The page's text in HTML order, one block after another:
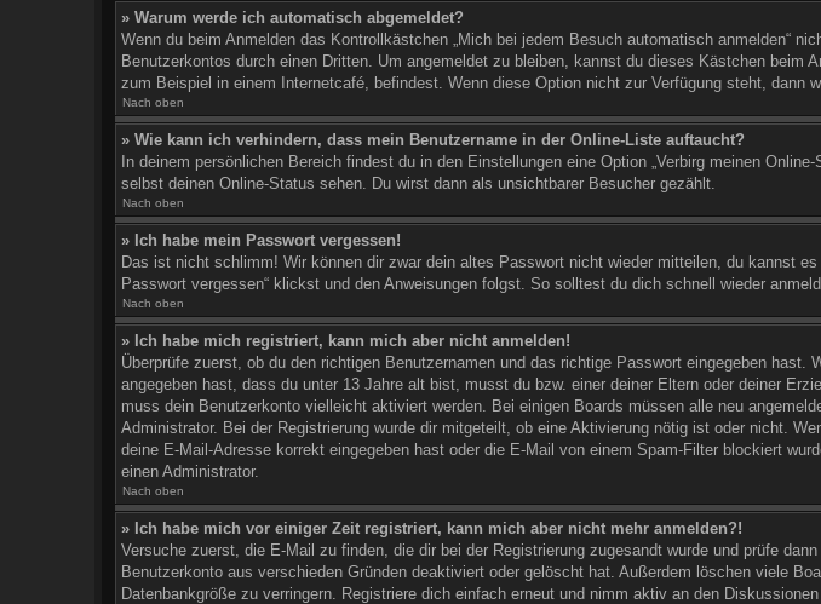
» Warum werde ich automatisch abgemeldet?
Wenn du beim Anmelden das Kontrollkästchen „Mich bei jedem Besuch automatisch anmelden“
Benutzerkontos durch einen Dritten. Um angemeldet zu bleiben, kannst du dieses Kästchen
zum Beispiel in einem Internetcafé, befindest. Wenn diese Option nicht zur Verfügung steht, dann
Nach oben
» Wie kann ich verhindern, dass mein Benutzername in der Online-Liste auftaucht?
In deinem persönlichen Bereich findest du in den Einstellungen eine Option „Verbirg meinen
selbst deinen Online-Status sehen. Du wirst dann als unsichtbarer Besucher gezählt.
Nach oben
» Ich habe mein Passwort vergessen!
Das ist nicht schlimm! Wir können dir zwar dein altes Passwort nicht wieder mitteilen, du kannst
Passwort vergessen“ klickst und den Anweisungen folgst. So solltest du dich schnell wieder
Nach oben
» Ich habe mich registriert, kann mich aber nicht anmelden!
Überprüfe zuerst, ob du den richtigen Benutzernamen und das richtige Passwort eingegeben
angegeben hast, dass du unter 13 Jahre alt bist, musst du bzw. einer deiner Eltern oder deiner
muss dein Benutzerkonto vielleicht aktiviert werden. Bei einigen Boards müssen alle neu
Administrator. Bei der Registrierung wurde dir mitgeteilt, ob eine Aktivierung nötig ist oder nicht.
deine E-Mail-Adresse korrekt eingegeben hast oder die E-Mail von einem Spam-Filter blockiert
einen Administrator.
Nach oben
» Ich habe mich vor einiger Zeit registriert, kann mich aber nicht mehr anmelden?!
Versuche zuerst, die E-Mail zu finden, die dir bei der Registrierung zugesandt wurde und prüfe
Benutzerkonto aus verschieden Gründen deaktiviert oder gelöscht hat. Außerdem löschen viele
Datenbankgröße zu verringern. Registriere dich einfach erneut und nimm aktiv an den